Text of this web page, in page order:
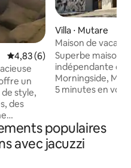
Évaluation moyenne sur la
4,83 (6)
un
style,
des
par
Villa ⋅ Mutare
Maison de
Superbe maison
indépendante de
Morningside,
5 minutes en
l'espace offre : 9
12 lits doubles,
WIFI, Dstv,
populaires
avec jacuzzi